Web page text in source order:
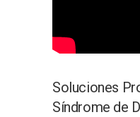
Soluciones
Síndrome de